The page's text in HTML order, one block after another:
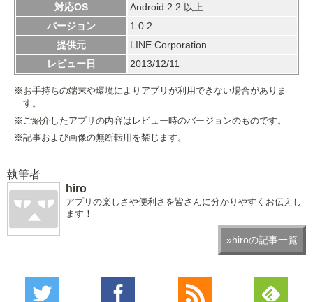
対応OS
Android 2.2 以上
バージョン
1.0.2
提供元
LINE Corporation
レビュー日
2013/12/11
※お手持ちの端末や環境によりアプリが利用できない場合がありま
す。
※ご紹介したアプリの内容はレビュー時のバージョンのものです。
※記事および画像の無断転用を禁じます。
執筆者
hiro
アプリの楽しさや便利さを皆さんに分かりやすくお伝えし
ます！
»hiroの記事一覧